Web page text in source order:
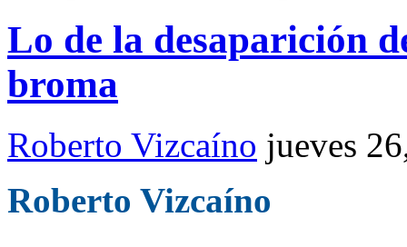
Lo de la desaparición
broma
Roberto Vizcaíno jueves
Roberto Vizcaíno